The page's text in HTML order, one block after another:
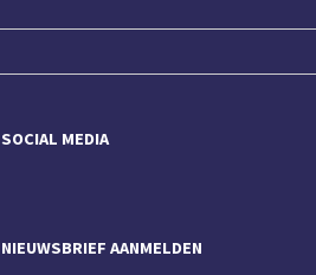
SOCIAL MEDIA
NIEUWSBRIEF AANMELDEN